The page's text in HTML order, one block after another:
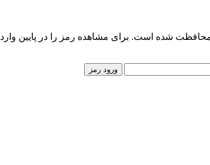
محافظت شده است. برای مشاهده رمز را در پایین وارد